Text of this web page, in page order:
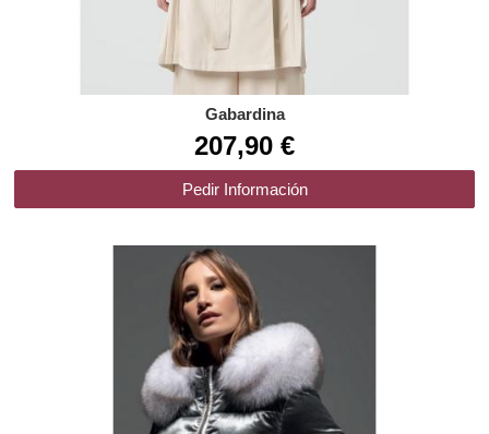
Gabardina
207,90 €
Pedir Información